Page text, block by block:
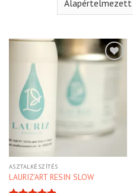
Kedvencekhez
ASZTALKÉSZÍTÉS
LAURIZ’ART RESIN SLOW